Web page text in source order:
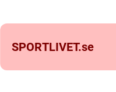
SPORTLIVET.se